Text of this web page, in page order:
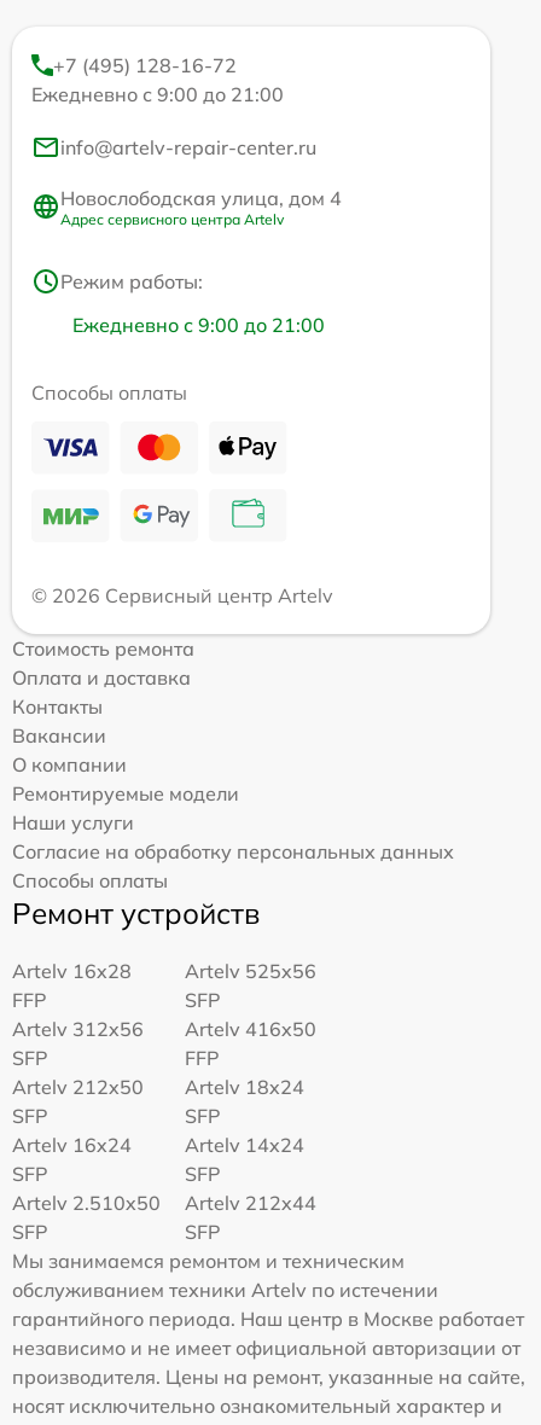
+7 (495) 128-16-72
Ежедневно с 9:00 до 21:00
info@artelv-repair-center.ru
Новослободская улица, дом 4
Адрес сервисного центра Artelv
Режим работы:
Ежедневно с 9:00 до 21:00
Способы оплаты
© 2026 Сервисный центр Artelv
Стоимость ремонта
Оплата и доставка
Контакты
Вакансии
О компании
Ремонтируемые модели
Наши услуги
Согласие на обработку персональных данных
Способы оплаты
Ремонт устройств
Artelv 16x28
FFP
Artelv 525x56
SFP
Artelv 312x56
SFP
Artelv 416x50
FFP
Artelv 212x50
SFP
Artelv 18x24
SFP
Artelv 16x24
SFP
Artelv 14x24
SFP
Artelv 2.510x50
SFP
Artelv 212x44
SFP
Мы занимаемся ремонтом и техническим
обслуживанием техники Artelv по истечении
гарантийного периода. Наш центр в Москве работает
независимо и не имеет официальной авторизации от
производителя. Цены на ремонт, указанные на сайте,
носят исключительно ознакомительный характер и